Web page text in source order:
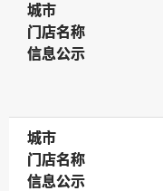
城市
城市
门店名称
门店名称
信息公示
信息公示
城市
城市
门店名称
门店名称
信息公示
信息公示